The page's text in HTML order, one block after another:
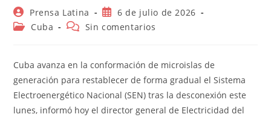
Autor
de
Prensa Latina
Publicación
de
6 de julio de 2026
Categoría
entrada:
Cuba
Comentarios
entrada:
Sin comentarios
Cuba avanza en la conformación de microislas de
generación para restablecer de forma gradual el Sistema
Electroenergético Nacional (SEN) tras la desconexión este
lunes, informó hoy el director general de Electricidad del